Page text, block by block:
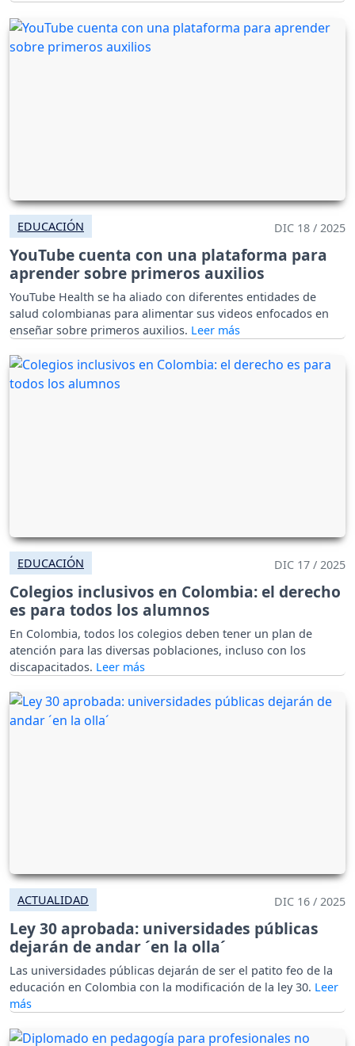
EDUCACIÓN DIC 18 / 2025
YouTube cuenta con una plataforma para
aprender sobre primeros auxilios
YouTube Health se ha aliado con diferentes entidades de
salud colombianas para alimentar sus videos enfocados en
enseñar sobre primeros auxilios.
EDUCACIÓN DIC 17 / 2025
Colegios inclusivos en Colombia: el derecho
es para todos los alumnos
En Colombia, todos los colegios deben tener un plan de
atención para las diversas poblaciones, incluso con los
discapacitados.
ACTUALIDAD DIC 16 / 2025
Ley 30 aprobada: universidades públicas
dejarán de andar ´en la olla´
Las universidades públicas dejarán de ser el patito feo de la
educación en Colombia con la modificación de la ley 30.